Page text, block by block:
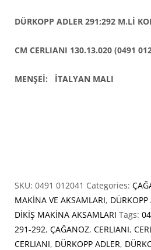
DÜRKOPP ADLER 291;292 M.Lİ
CM CERLIANI 130.13.020 (0491
MENŞEİ: İTALYAN MALI
SKU: 0491 012041 Categories:
MAKİNA VE AKSAMLARI, DÜRKOPP
DİKİŞ MAKİNA AKSAMLARI Tags:
291-292, ÇAĞANOZ, CERLIANI,
CERLIANI, DÜRKOPP ADLER,